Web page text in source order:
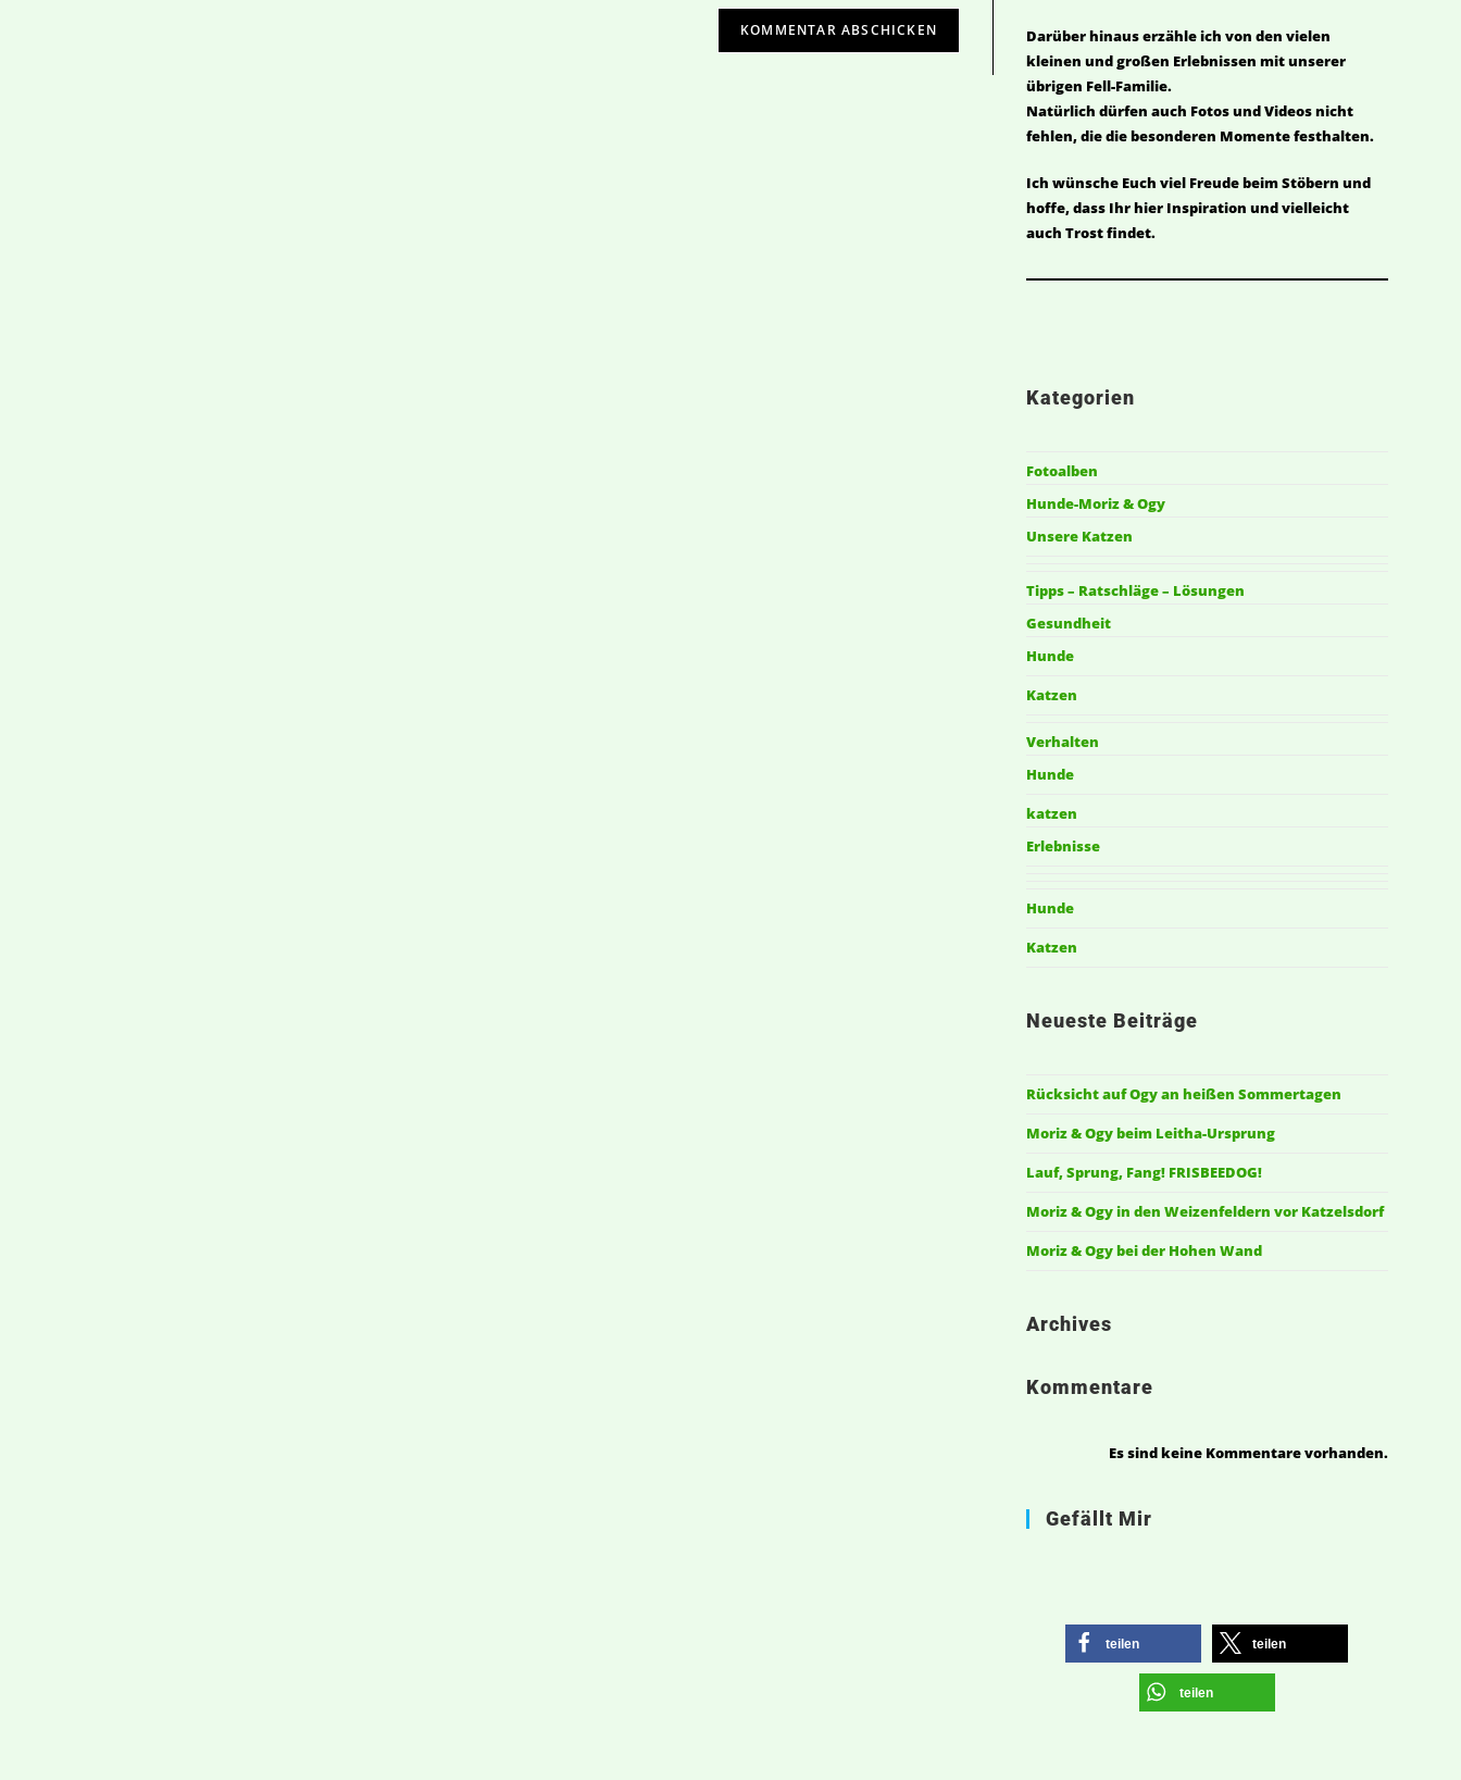
Darüber hinaus erzähle ich von den vielen
kleinen und großen Erlebnissen mit unserer
übrigen Fell-Familie.
Natürlich dürfen auch Fotos und Videos nicht
fehlen, die die besonderen Momente festhalten.
Ich wünsche Euch viel Freude beim Stöbern und
hoffe, dass Ihr hier Inspiration und vielleicht
auch Trost findet.
Kategorien
Fotoalben
Hunde-Moriz & Ogy
Unsere Katzen
Tipps – Ratschläge – Lösungen
Gesundheit
Hunde
Katzen
Verhalten
Hunde
katzen
Erlebnisse
Hunde
Katzen
Neueste Beiträge
Rücksicht auf Ogy an heißen Sommertagen
Moriz & Ogy beim Leitha-Ursprung
Lauf, Sprung, Fang! FRISBEEDOG!
Moriz & Ogy in den Weizenfeldern vor Katzelsdorf
Moriz & Ogy bei der Hohen Wand
Archives
Kommentare
Es sind keine Kommentare vorhanden.
Gefällt Mir
teilen teilen
teilen